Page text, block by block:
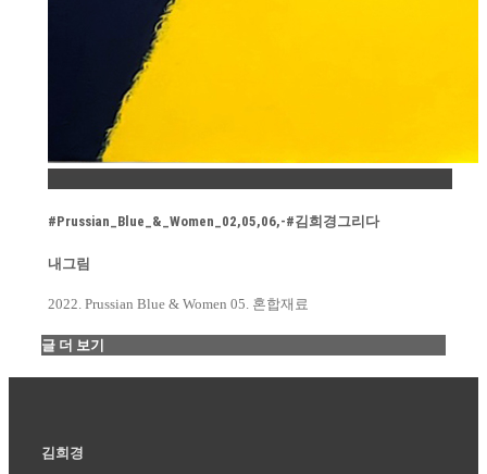
#Prussian_Blue_&_Women_02,05,06,-#김희경그리다
내그림
2022. Prussian Blue & Women 05. 혼합재료
글 더 보기
김희경